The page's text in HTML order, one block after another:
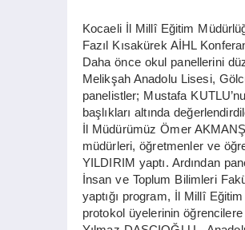
Kocaeli İl Millî Eğitim
Fazıl Kısakürek AİHL
Daha önce okul panellerini
Melikşah Anadolu Lisesi,
panelistler; Mustafa
başlıkları altında
İl Müdürümüz Ömer
müdürleri, öğretmenler ve
YILDIRIM yaptı. Ardından
İnsan ve Toplum Bilimleri
yaptığı program, İl Millî
protokol üyelerinin